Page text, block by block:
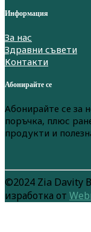
Информация
За нас
Здравни съвети
Контакти
Абонирайте се
Абонирайте се за
поръчка, плюс
продукти и
©2024 Zia Davity
изработка от